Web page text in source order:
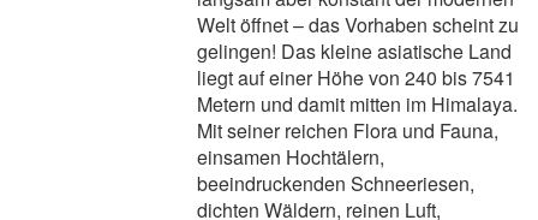
Welt öffnet – das Vorhaben scheint zu
gelingen! Das kleine asiatische Land
liegt auf einer Höhe von 240 bis 7541
Metern und damit mitten im Himalaya.
Mit seiner reichen Flora und Fauna,
einsamen Hochtälern,
beeindruckenden Schneeriesen,
dichten Wäldern, reinen Luft,